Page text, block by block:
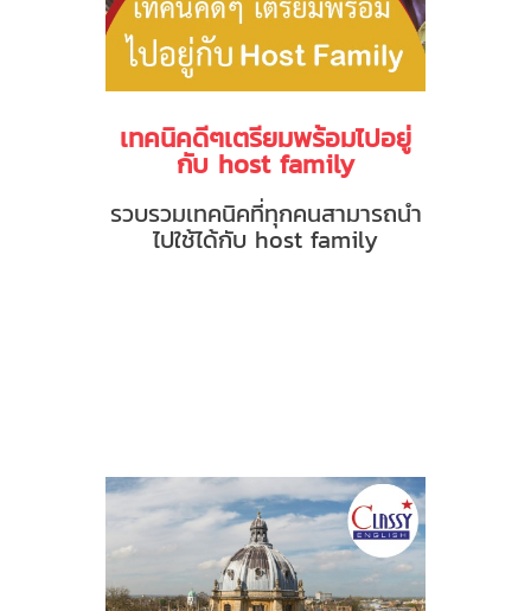
เทคนิคดีๆเตรียมพร้อมไปอยู่
กับ host family
รวบรวมเทคนิคที่ทุกคนสามารถนำ
ไปใช้ได้กับ host family